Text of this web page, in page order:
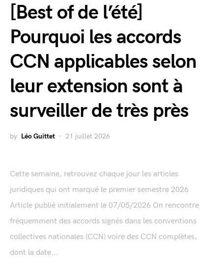
[Best of de l’été]
Pourquoi les accords
CCN applicables selon
leur extension sont à
surveiller de très près
by Léo Guittet 21 juillet 2026
Cette semaine, retrouvez chaque jour les articles
juridiques qui ont marqué le premier semestre 2026
Article publié initialement le 07/05/2026 On rencontre
fréquemment des accords signés dans les conventions
collectives nationales (CCN) voire des CCN complètes,
dont la date...